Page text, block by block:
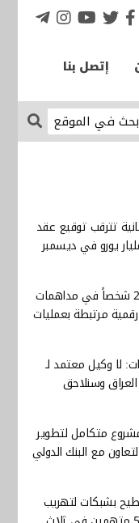
إتصل بنا
يورو في ديسمبر
تترقب توقيع عقد
روسيا تعتقل 20 شخصاً في مداهمات
مرتبطة بعمليات
لا وكيل معتمد لـ
وسنلاحق
متكامل لتطوير
مع البنك الدولي
بشبكات لتهريب